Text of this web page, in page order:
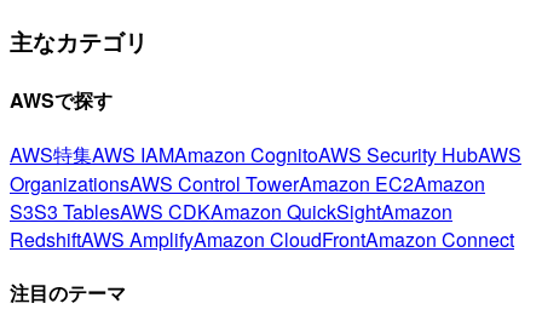
主なカテゴリ
AWSで探す
AWS特集AWS IAMAmazon CognitoAWS Security HubAWS
OrganizationsAWS Control TowerAmazon EC2Amazon
S3S3 TablesAWS CDKAmazon QuickSightAmazon
RedshiftAWS AmplifyAmazon CloudFrontAmazon Connect
注目のテーマ